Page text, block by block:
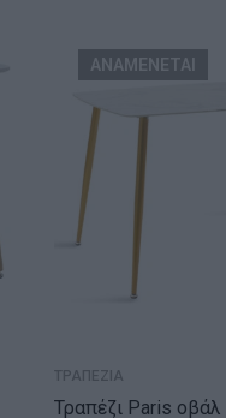
ΑΝΑΜΕΝΕΤΑΙ
ΤΡΑΠΕΖΙΑ
Τραπέζι Paris οβάλ γυαλί 8mm